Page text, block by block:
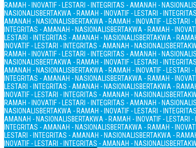
RAMAH - INOVATIF - LESTARI - INTEGRITAS - AMANAH - NASIONALIS
NASIONALISBERTAKWA - RAMAH - INOVATIF - LESTARI -
AMANAH - NASIONALISBERTAKWA - RAMAH - INOVATIF - LESTARI
INTEGRITAS - AMANAH - NASIONALISBERTAKWA - RAMAH -
LESTARI - INTEGRITAS - AMANAH - NASIONALISBERTAKWA -
INOVATIF - LESTARI - INTEGRITAS - AMANAH - NASIONALIS
RAMAH - INOVATIF - LESTARI - INTEGRITAS - AMANAH - NASIONALIS
NASIONALISBERTAKWA - RAMAH - INOVATIF - LESTARI -
AMANAH - NASIONALISBERTAKWA - RAMAH - INOVATIF - LESTARI
INTEGRITAS - AMANAH - NASIONALISBERTAKWA - RAMAH -
LESTARI - INTEGRITAS - AMANAH - NASIONALISBERTAKWA -
INOVATIF - LESTARI - INTEGRITAS - AMANAH - NASIONALIS
RAMAH - INOVATIF - LESTARI - INTEGRITAS - AMANAH - NASIONALIS
NASIONALISBERTAKWA - RAMAH - INOVATIF - LESTARI -
AMANAH - NASIONALISBERTAKWA - RAMAH - INOVATIF - LESTARI
INTEGRITAS - AMANAH - NASIONALISBERTAKWA - RAMAH -
LESTARI - INTEGRITAS - AMANAH - NASIONALISBERTAKWA -
INOVATIF - LESTARI - INTEGRITAS - AMANAH - NASIONALIS